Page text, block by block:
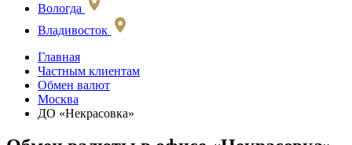
Вологда
Владивосток
Главная
Частным клиентам
Обмен валют
Москва
ДО «Некрасовка»